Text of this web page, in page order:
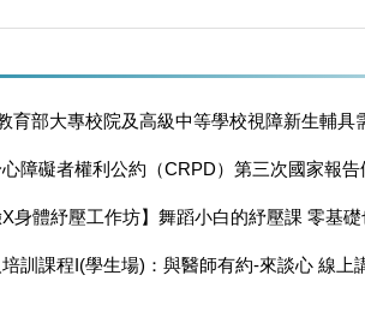
育部大專校院及高級中等學校視障新生輔
心障礙者權利公約（CRPD）第三次國家報
X身體紓壓工作坊】舞蹈小白的紓壓課 零基
訓課程I(學生場)：與醫師有約-來談心 線上